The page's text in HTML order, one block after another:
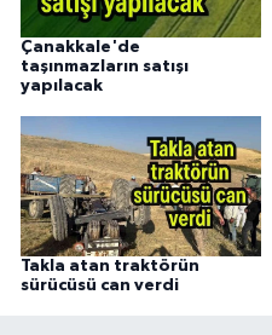
Çanakkale'de
taşınmazların satışı
yapılacak
Takla atan traktörün
sürücüsü can verdi